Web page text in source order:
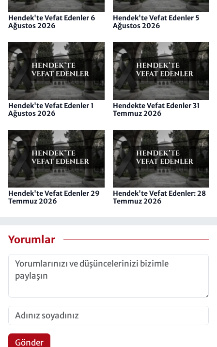
Hendek'te Vefat Edenler 6
Ağustos 2026
Hendek'te Vefat Edenler 5
Ağustos 2026
Hendek'te Vefat Edenler 1
Ağustos 2026
Hendekte Vefat Edenler 31
Temmuz 2026
Hendek'te Vefat Edenler 29
Temmuz 2026
Hendek'te Vefat Edenler: 28
Temmuz 2026
Yorumlar
Gönder